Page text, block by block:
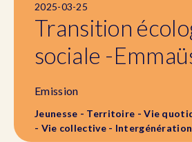
2025-03-25
Transition
sociale -
Emission
Jeunesse - Territoire - Vie
- Vie collective - Intergénération